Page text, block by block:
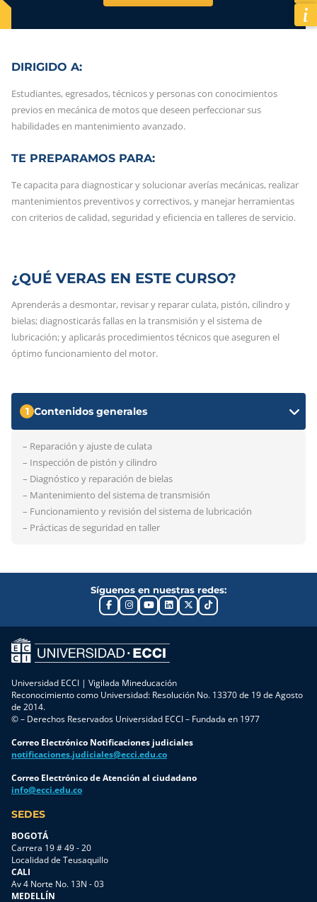
DIRIGIDO A:
Estudiantes, egresados, técnicos y personas con conocimientos
previos en mecánica de motos que deseen perfeccionar sus
habilidades en mantenimiento avanzado.
TE PREPARAMOS PARA:
Te capacita para diagnosticar y solucionar averías mecánicas, realizar
mantenimientos preventivos y correctivos, y manejar herramientas
con criterios de calidad, seguridad y eficiencia en talleres de servicio.
¿QUÉ VERAS EN ESTE CURSO?
Aprenderás a desmontar, revisar y reparar culata, pistón, cilindro y
bielas; diagnosticarás fallas en la transmisión y el sistema de
lubricación; y aplicarás procedimientos técnicos que aseguren el
óptimo funcionamiento del motor.
1 Contenidos generales
– Reparación y ajuste de culata
– Inspección de pistón y cilindro
– Diagnóstico y reparación de bielas
– Mantenimiento del sistema de transmisión
– Funcionamiento y revisión del sistema de lubricación
– Prácticas de seguridad en taller
Síguenos en nuestras redes:
Universidad ECCI | Vigilada Mineducación
Reconocimiento como Universidad: Resolución No. 13370 de 19 de Agosto
de 2014.
© – Derechos Reservados Universidad ECCI – Fundada en 1977
Correo Electrónico Notificaciones judiciales
notificaciones.judiciales@ecci.edu.co
Correo Electrónico de Atención al ciudadano
info@ecci.edu.co
SEDES
BOGOTÁ
Carrera 19 # 49 - 20
Localidad de Teusaquillo
CALI
Av 4 Norte No. 13N - 03
MEDELLÍN